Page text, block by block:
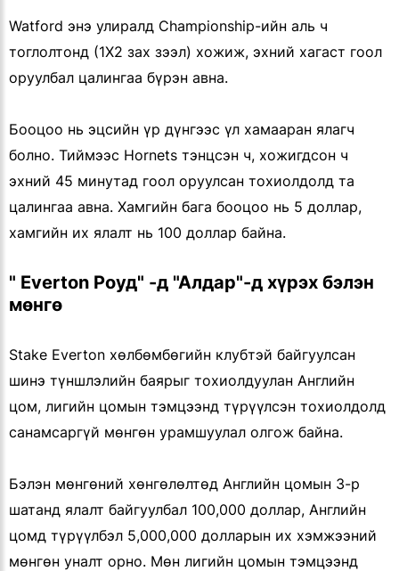
Watford энэ улиралд Championship-ийн аль ч
тоглолтонд (1X2 зах зээл) хожиж, эхний хагаст гоол
оруулбал цалингаа бүрэн авна.
Бооцоо нь эцсийн үр дүнгээс үл хамааран ялагч
болно. Тиймээс Hornets тэнцсэн ч, хожигдсон ч
эхний 45 минутад гоол оруулсан тохиолдолд та
цалингаа авна. Хамгийн бага бооцоо нь 5 доллар,
хамгийн их ялалт нь 100 доллар байна.
" Everton Роуд" -д "Алдар"-д хүрэх бэлэн
мөнгө
Stake Everton хөлбөмбөгийн клубтэй байгуулсан
шинэ түншлэлийн баярыг тохиолдуулан Английн
цом, лигийн цомын тэмцээнд түрүүлсэн тохиолдолд
санамсаргүй мөнгөн урамшуулал олгож байна.
Бэлэн мөнгөний хөнгөлөлтөд Английн цомын 3-р
шатанд ялалт байгуулбал 100,000 доллар, Английн
цомд түрүүлбэл 5,000,000 долларын их хэмжээний
мөнгөн уналт орно. Мөн лигийн цомын тэмцээнд